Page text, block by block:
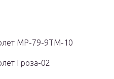
МР-79-9ТМ-10
Гроза-02